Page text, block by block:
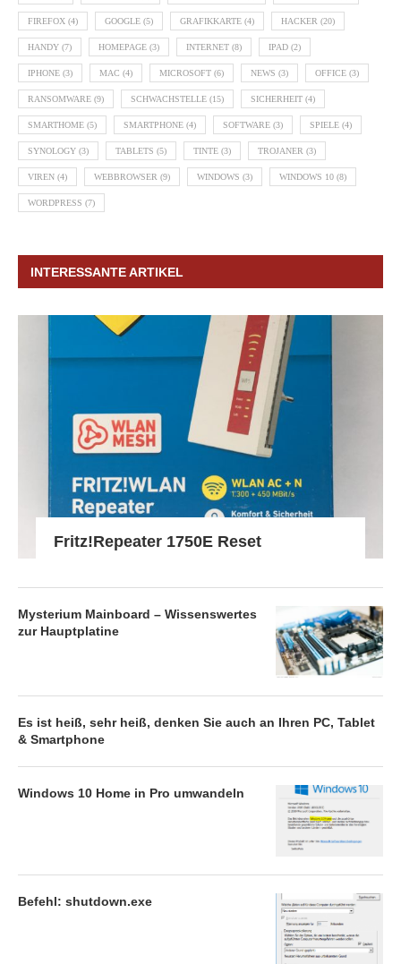
FIREFOX (4) GOOGLE (5) GRAFIKKARTE (4) HACKER (20)
HANDY (7) HOMEPAGE (3) INTERNET (8) IPAD (2)
IPHONE (3) MAC (4) MICROSOFT (6) NEWS (3) OFFICE (3)
RANSOMWARE (9) SCHWACHSTELLE (15) SICHERHEIT (4)
SMARTHOME (5) SMARTPHONE (4) SOFTWARE (3) SPIELE (4)
SYNOLOGY (3) TABLETS (5) TINTE (3) TROJANER (3)
VIREN (4) WEBBROWSER (9) WINDOWS (3) WINDOWS 10 (8)
WORDPRESS (7)
INTERESSANTE ARTIKEL
Fritz!Repeater 1750E Reset
Mysterium Mainboard – Wissenswertes
zur Hauptplatine
Es ist heiß, sehr heiß, denken Sie auch an Ihren PC, Tablet
& Smartphone
Windows 10 Home in Pro umwandeln
Befehl: shutdown.exe